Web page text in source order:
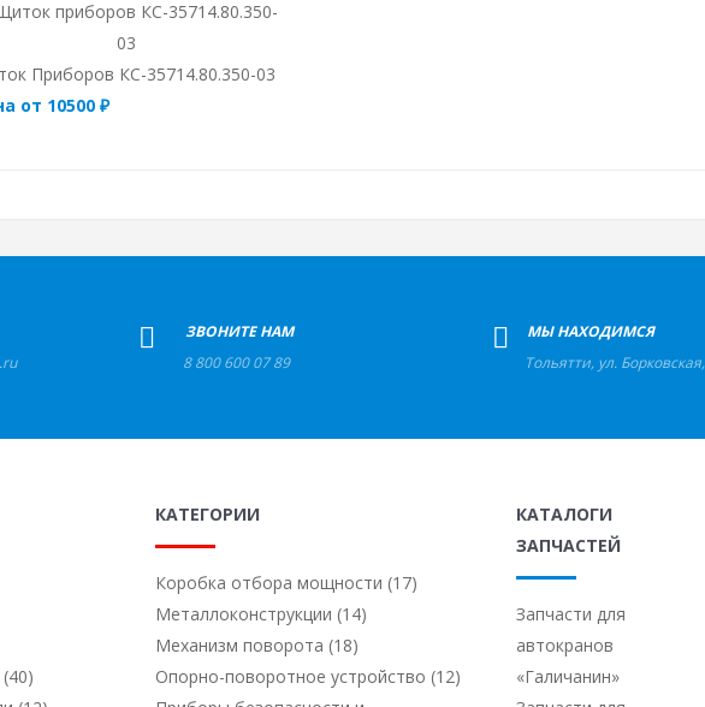
Приборов КС-35714.80.350-03
от 10500 ₽
ЗВОНИТЕ НАМ
8 800 600 07 89
МЫ НАХОДИМСЯ
Тольятти, ул.
КАТЕГОРИИ
Коробка отбора мощности (17)
Металлоконструкции (14)
Механизм поворота (18)
Опорно-поворотное устройство (12)
КАТАЛОГИ
ЗАПЧАСТЕЙ
Запчасти для
автокранов
«Галичанин»